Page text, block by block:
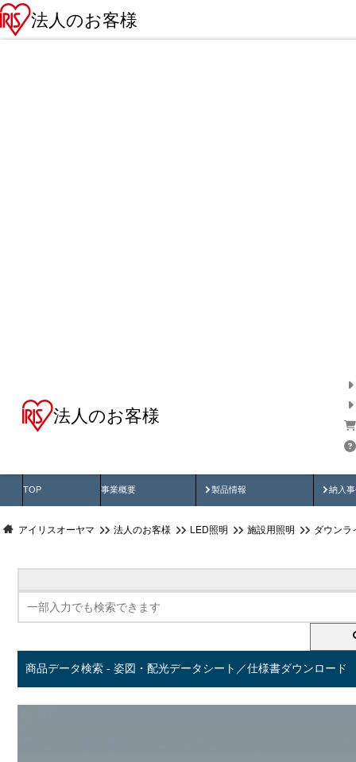
法人のお客様
法人のお客様
TOP 事業概要 製品情報
製品動画 納入
納
アイリスオーヤマ 法人のお客様 LED照明 施設用照明 ダウンラ
商品データ検索 - 姿図・配光データシート／仕様書ダウンロード